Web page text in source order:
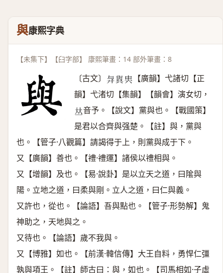
與康熙字典
【未集下】【臼字部】 康熙筆畫：14 部外筆畫：8
〔古文〕 𢌱 𦦲 𠔔
【廣韻】弋諸切【正
韻】弋渚切【集韻】【韻會】演女切，
𠀤音予。【說文】黨與也。【戰國策】
是君以合齊與强楚。【註】與，黨與
也。【管子·八觀篇】請謁得于上，則黨與成于下。
又【廣韻】善也。【禮·禮運】諸侯以禮相與。
又【增韻】及也。【易·說卦】是以立天之道，曰隂與
陽。立地之道，曰柔與剛。立人之道，曰仁與義。
又許也，從也。【論語】吾與點也。【管子·形勢解】鬼
神助之，天地與之。
又待也。【論語】歲不我與。
又【博雅】如也。【前漢·韓信傳】大王自料，勇悍仁彊
孰與項王。【註】師古曰：與，如也。【司馬相如·子虛